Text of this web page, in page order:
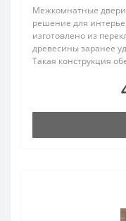
Межкомнатные двери
решение для
изготовлено из
древесины заранее
Такая конструкция